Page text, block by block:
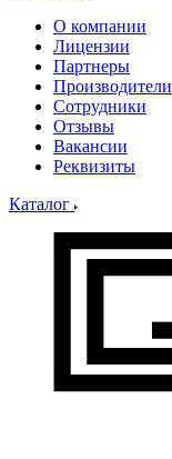
О компании
Лицензии
Партнеры
Производители
Сотрудники
Отзывы
Вакансии
Реквизиты
Каталог